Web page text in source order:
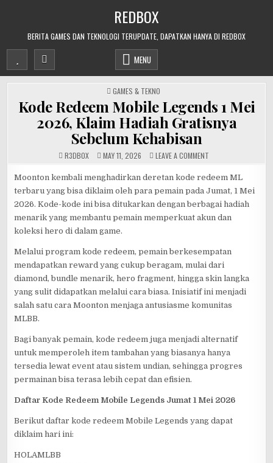
REDBOX
BERITA GAMES DAN TEKNOLOGI TERUPDATE, DAPATKAN HANYA DI REDBOX
MENU
POSTED
IN
GAMES & TEKNO
Kode Redeem Mobile Legends 1 Mei
2026, Klaim Hadiah Gratisnya
Sebelum Kehabisan
R3DB0X MAY 11, 2026 LEAVE A COMMENTON
MOBILE
1
2026,
KLAIM
HADIAH
Moonton kembali menghadirkan deretan kode redeem ML
terbaru yang bisa diklaim oleh para pemain pada Jumat, 1 Mei
2026. Kode-kode ini bisa ditukarkan dengan berbagai hadiah
menarik yang membantu pemain memperkuat akun dan
koleksi hero di dalam game.
Melalui program kode redeem, pemain berkesempatan
mendapatkan reward yang cukup beragam, mulai dari
diamond, bundle menarik, hero fragment, hingga skin langka
yang sulit didapatkan melalui cara biasa. Inisiatif ini menjadi
salah satu cara Moonton menjaga antusiasme komunitas
MLBB.
Bagi banyak pemain, kode redeem juga menjadi alternatif
untuk memperoleh item tambahan yang biasanya hanya
tersedia lewat event atau sistem undian, sehingga progres
permainan bisa terasa lebih cepat dan efisien.
Daftar Kode Redeem Mobile Legends Jumat 1 Mei 2026
Berikut daftar kode redeem Mobile Legends yang dapat
diklaim hari ini:
HOLAMLBB